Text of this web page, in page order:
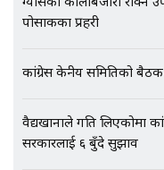
पोसाकका प्रहरी
कांग्रेस केन्द्रीय समितिको
वैद्यखानाले गति लिएकोमा
सरकारलाई ६ बुँदे सुझाव